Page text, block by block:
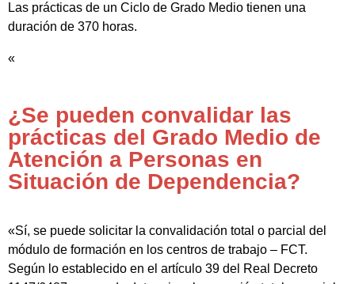
Las prácticas de un Ciclo de Grado Medio tienen una
duración de 370 horas.
«
¿Se pueden convalidar las
prácticas del Grado Medio de
Atención a Personas en
Situación de Dependencia?
«Sí, se puede solicitar la convalidación total o parcial del
módulo de formación en los centros de trabajo – FCT.
Según lo establecido en el artículo 39 del Real Decreto